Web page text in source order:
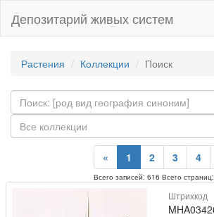
Депозитарий живых систем
Растения Коллекции Поиск
Все коллекции
« 1 2 3 4
Всего записей: 616 Всего
Штрихкод